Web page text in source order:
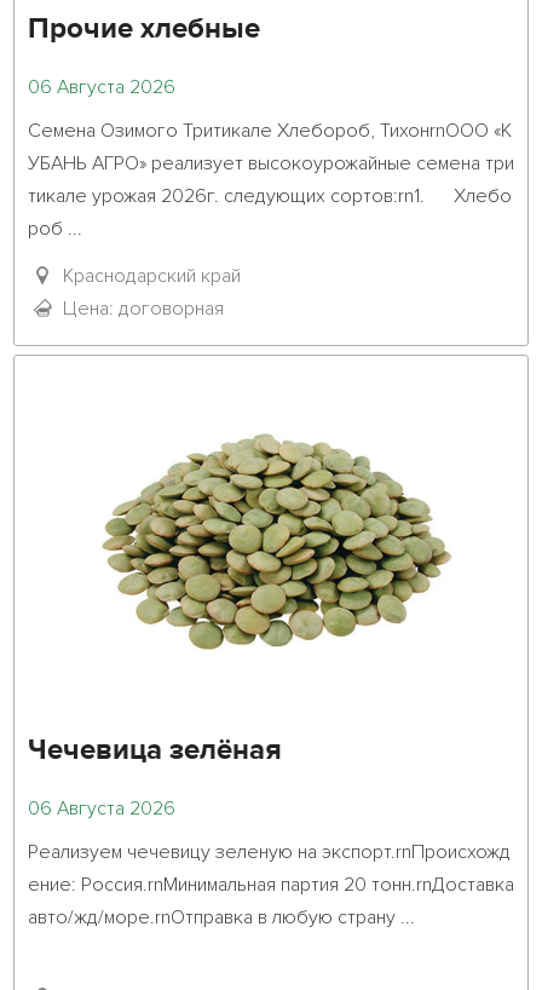
Прочие хлебные
06 Августа 2026
Семена Озимого Тритикале Хлебороб, ТихонrnООО «К
УБАНЬ АГРО» реализует высокоурожайные семена три
тикале урожая 2026г. следующих сортов:rn1.	Хлебо
роб ...
Краснодарский край
Цена: договорная
Чечевица зелёная
06 Августа 2026
Реализуем чечевицу зеленую на экспорт.rnПроисхожд
ение: Россия.rnМинимальная партия 20 тонн.rnДоставка
авто/жд/море.rnОтправка в любую страну ...